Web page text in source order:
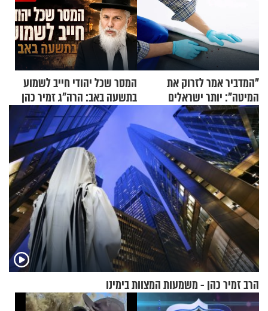
"המדביר אמר לזרוק את
המיטה": יותר ישראלים
מדווחים על מכת פשפשי
המיטה
המסר שכל יהודי חייב לשמוע
בתשעה באב: הרה"ג זמיר כהן
בשיעור מיוחד
הרב זמיר כהן - משמעות המצוות בימינו